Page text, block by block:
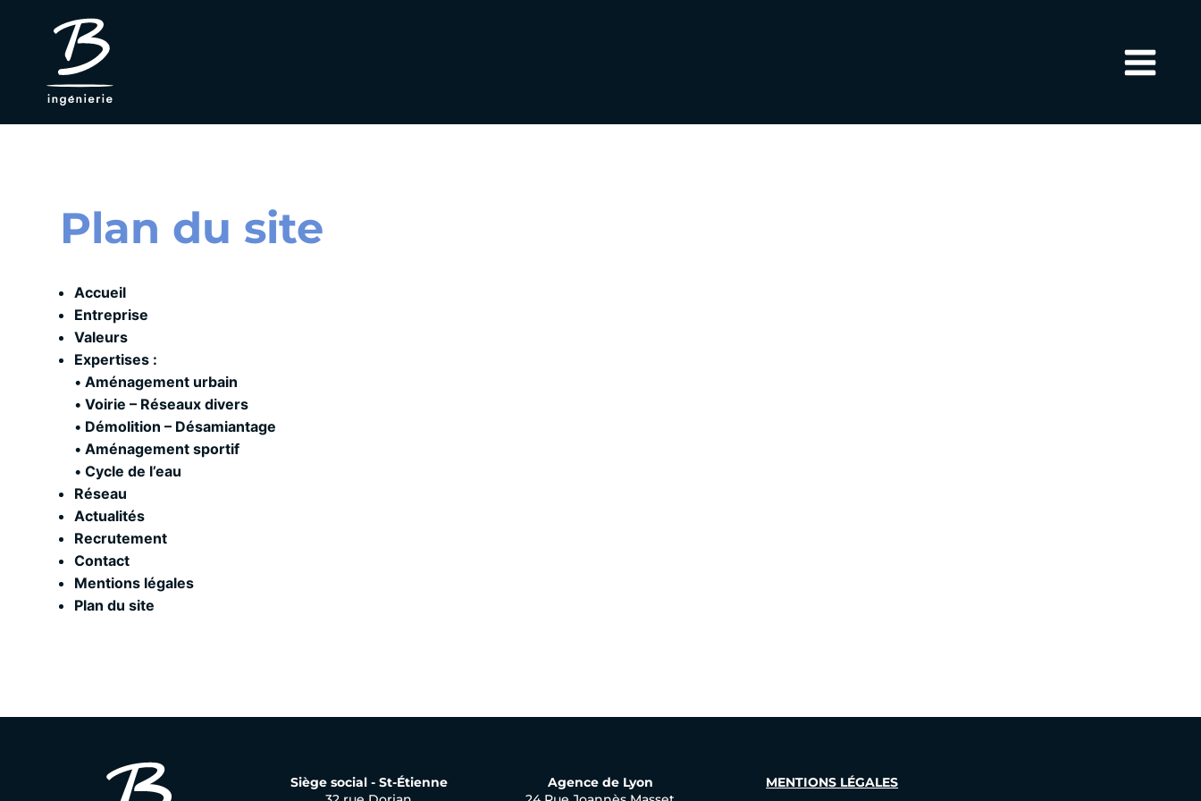
Plan du site
Accueil
Entreprise
Valeurs
Expertises :
• Aménagement urbain
• Voirie – Réseaux divers
• Démolition – Désamiantage
• Aménagement sportif
• Cycle de l’eau
Réseau
Actualités
Recrutement
Contact
Mentions légales
Plan du site
Siège social - St-Étienne
Agence de Lyon
MENTIONS LÉGALES